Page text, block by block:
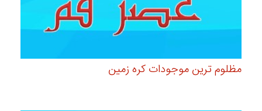
مظلوم ترین موجودات کره زمین